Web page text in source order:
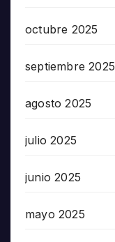
octubre 2025
septiembre 2025
agosto 2025
julio 2025
junio 2025
mayo 2025